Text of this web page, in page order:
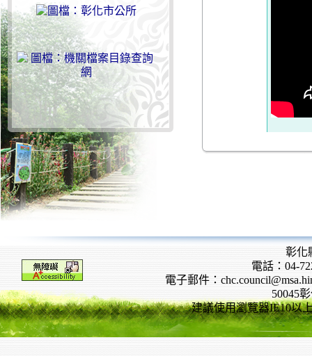
彰化
電話：04-
電子郵件：
50045
建議使用瀏覽器IE10以